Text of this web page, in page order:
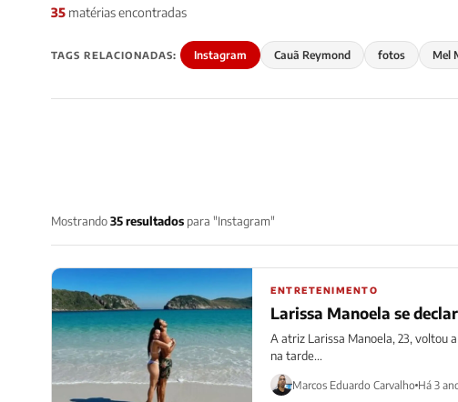
35 matérias encontradas
TAGS RELACIONADAS: Instagram Cauã Reymond fotos Mel
Mostrando35 resultados para "Instagram"
ENTRETENIMENTO
Larissa Manoela se
A atriz Larissa Manoela, 23, voltou
na tarde...
Marcos Eduardo Carvalho Há 3